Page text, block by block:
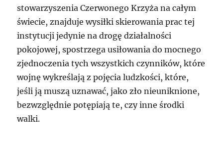
stowarzyszenia Czerwonego Krzyża na całym
świecie, znajduje wysiłki skierowania prac tej
instytucji jedynie na drogę działalności
pokojowej, spostrzega usiłowania do mocnego
zjednoczenia tych wszystkich czynników, które
wojnę wykreślają z pojęcia ludzkości, które,
jeśli ją muszą uznawać, jako zło nieuniknione,
bezwzględnie potępiają te, czy inne środki
walki.